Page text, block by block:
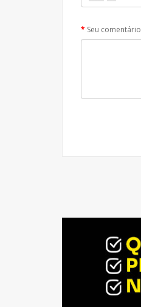
Seu comentário